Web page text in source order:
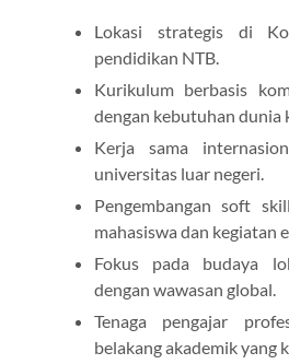
Lokasi strategis di
pendidikan NTB.
Kurikulum berbasis
dengan kebutuhan dunia
Kerja sama
universitas luar negeri.
Pengembangan soft
mahasiswa dan kegiatan
Fokus pada budaya
dengan wawasan global.
Tenaga pengajar
belakang akademik yang